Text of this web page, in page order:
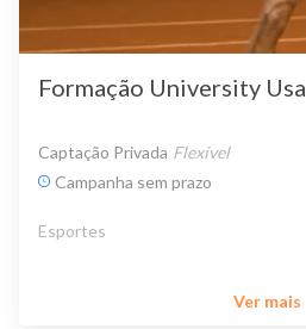
Formação University Usa
Captação Privada Flexível
Campanha sem prazo
Esportes
Ver mais